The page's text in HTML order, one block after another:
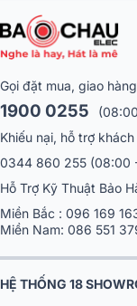
Gọi đặt mua, giao
1900 0255
Khiếu nại, hỗ trợ
0344 860 255 (08:00
Hỗ Trợ Kỹ Thuật Bảo
Miền Bắc : 096 169
Miền Nam: 086 551
HỆ THỐNG 18